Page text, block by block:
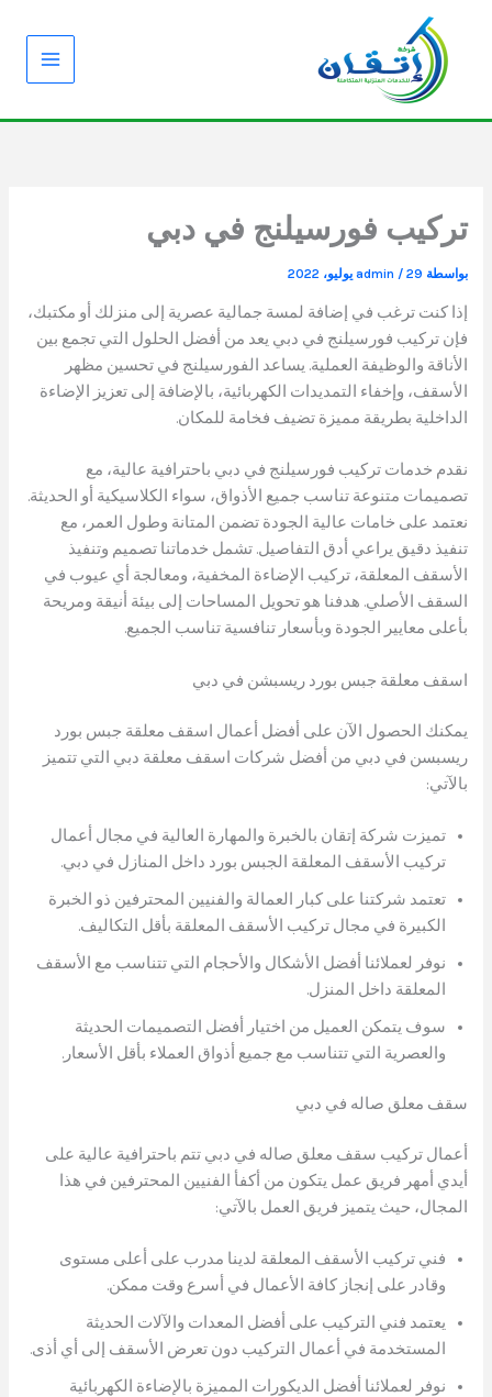
المحتوى
تركيب فورسيلنج في دبي
بواسطة admin / 29 يوليو، 2022
إذا كنت ترغب في إضافة لمسة جمالية عصرية إلى منزلك أو مكتبك،
فإن تركيب فورسيلنج في دبي يعد من أفضل الحلول التي تجمع بين
الأناقة والوظيفة العملية. يساعد الفورسيلنج في تحسين مظهر
الأسقف، وإخفاء التمديدات الكهربائية، بالإضافة إلى تعزيز الإضاءة
الداخلية بطريقة مميزة تضيف فخامة للمكان.
نقدم خدمات تركيب فورسيلنج في دبي باحترافية عالية، مع
تصميمات متنوعة تناسب جميع الأذواق، سواء الكلاسيكية أو الحديثة.
نعتمد على خامات عالية الجودة تضمن المتانة وطول العمر، مع
تنفيذ دقيق يراعي أدق التفاصيل. تشمل خدماتنا تصميم وتنفيذ
الأسقف المعلقة، تركيب الإضاءة المخفية، ومعالجة أي عيوب في
السقف الأصلي. هدفنا هو تحويل المساحات إلى بيئة أنيقة ومريحة
بأعلى معايير الجودة وبأسعار تنافسية تناسب الجميع.
اسقف معلقة جبس بورد ريسبشن في دبي
يمكنك الحصول الآن على أفضل أعمال اسقف معلقة جبس بورد
ريسبسن في دبي من أفضل شركات اسقف معلقة دبي التي تتميز
بالآتي:
تميزت شركة إتقان بالخبرة والمهارة العالية في مجال أعمال
تركيب الأسقف المعلقة الجبس بورد داخل المنازل في دبي.
تعتمد شركتنا على كبار العمالة والفنيين المحترفين ذو الخبرة
الكبيرة في مجال تركيب الأسقف المعلقة بأقل التكاليف.
نوفر لعملائنا أفضل الأشكال والأحجام التي تتناسب مع الأسقف
المعلقة داخل المنزل.
سوف يتمكن العميل من اختيار أفضل التصميمات الحديثة
والعصرية التي تتناسب مع جميع أذواق العملاء بأقل الأسعار.
سقف معلق صاله في دبي
أعمال تركيب سقف معلق صاله في دبي تتم باحترافية عالية على
أيدي أمهر فريق عمل يتكون من أكفأ الفنيين المحترفين في هذا
المجال، حيث يتميز فريق العمل بالآتي:
فني تركيب الأسقف المعلقة لدينا مدرب على أعلى مستوى
وقادر على إنجاز كافة الأعمال في أسرع وقت ممكن.
يعتمد فني التركيب على أفضل المعدات والآلات الحديثة
المستخدمة في أعمال التركيب دون تعرض الأسقف إلى أي أذى.
نوفر لعملائنا أفضل الديكورات المميزة بالإضاءة الكهربائية